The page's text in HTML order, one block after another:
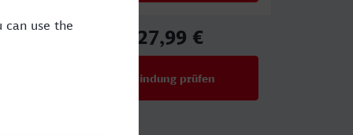
27,99 €
Verbindung prüfen